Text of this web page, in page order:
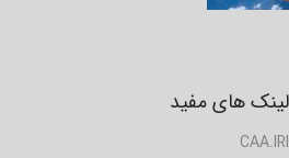
لینک های مفید
CAA.IRI